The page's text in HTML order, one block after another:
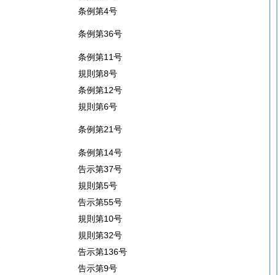
条例第4号
条例第36号
条例第11号
規則第8号
条例第12号
規則第6号
条例第21号
条例第14号
告示第37号
規則第5号
告示第55号
規則第10号
規則第32号
告示第136号
告示第9号